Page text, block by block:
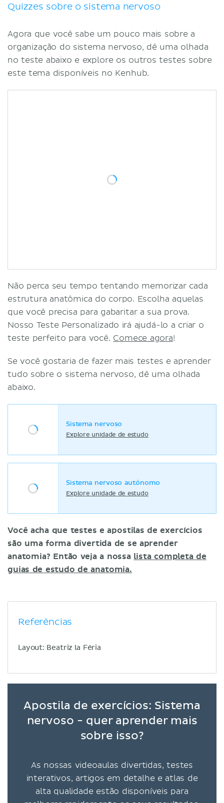
Quizzes sobre o sistema nervoso
Agora que você sabe um pouco mais sobre a
organização do sistema nervoso, dê uma olhada
no teste abaixo e explore os outros testes sobre
este tema disponíveis no Kenhub.
Não perca seu tempo tentando memorizar cada
estrutura anatômica do corpo. Escolha aquelas
que você precisa para gabaritar a sua prova.
Nosso Teste Personalizado irá ajudá-lo a criar o
teste perfeito para você. Comece agora!
Se você gostaria de fazer mais testes e aprender
tudo sobre o sistema nervoso, dê uma olhada
abaixo.
Sistema nervoso
Explore unidade de estudo
Sistema nervoso autónomo
Explore unidade de estudo
Você acha que testes e apostilas de exercícios
são uma forma divertida de se aprender
anatomia? Então veja a nossa lista completa de
guias de estudo de anatomia.
Referências
Layout: Beatriz la Féria
Apostila de exercícios: Sistema
nervoso - quer aprender mais
sobre isso?
As nossas videoaulas divertidas, testes
interativos, artigos em detalhe e atlas de
alta qualidade estão disponíveis para